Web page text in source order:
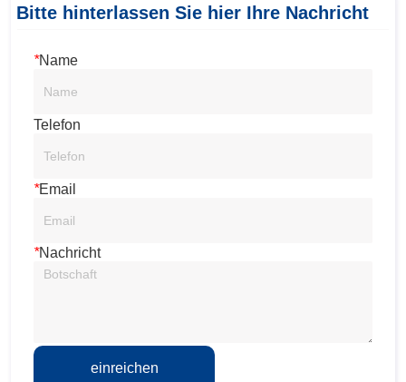
Bitte hinterlassen Sie hier Ihre Nachricht
*Name
Telefon
*Email
*Nachricht
einreichen